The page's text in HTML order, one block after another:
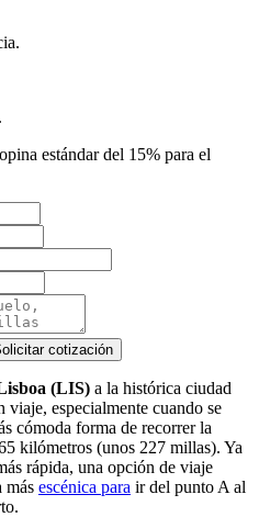
estándar del 15% para el
cotización
(LIS) a la histórica ciudad
viaje, especialmente cuando se
cómoda forma de recorrer la
kilómetros (unos 227 millas). Ya
rápida, una opción de viaje
más escénica para ir del punto A al